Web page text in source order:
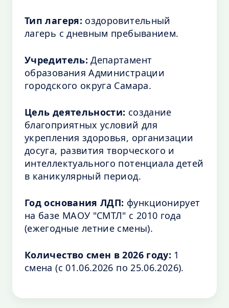
Тип лагеря: оздоровительный
лагерь с дневным пребыванием.
Учредитель: Департамент
образования Администрации
городского округа Самара.
Цель деятельности: создание
благоприятных условий для
укрепления здоровья, организации
досуга, развития творческого и
интеллектуального потенциала детей
в каникулярный период.
Год основания ЛДП: функционирует
на базе МАОУ "СМТЛ" с 2010 года
(ежегодные летние смены).
Количество смен в 2026 году: 1
смена (с 01.06.2026 по 25.06.2026).